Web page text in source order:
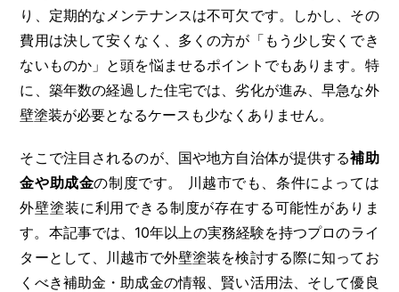
り、定期的なメンテナンスは不可欠です。しかし、その
費用は決して安くなく、多くの方が「もう少し安くでき
ないものか」と頭を悩ませるポイントでもあります。特
に、築年数の経過した住宅では、劣化が進み、早急な外
壁塗装が必要となるケースも少なくありません。
そこで注目されるのが、国や地方自治体が提供する補助
金や助成金の制度です。 川越市でも、条件によっては
外壁塗装に利用できる制度が存在する可能性がありま
す。本記事では、10年以上の実務経験を持つプロのライ
ターとして、川越市で外壁塗装を検討する際に知ってお
くべき補助金・助成金の情報、賢い活用法、そして優良